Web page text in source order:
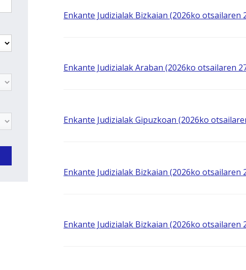
Enkante Judizialak Bizkaian (2026ko otsailaren
Enkante Judizialak Araban (2026ko otsailaren
Enkante Judizialak Gipuzkoan (2026ko
Enkante Judizialak Bizkaian (2026ko otsailaren
Enkante Judizialak Bizkaian (2026ko otsailaren